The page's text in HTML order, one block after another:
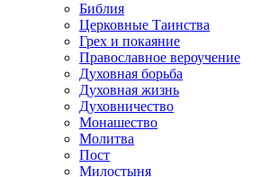
Библия
Церковные Таинства
Грех и покаяние
Православное вероучение
Духовная борьба
Духовная жизнь
Духовничество
Монашество
Молитва
Пост
Милостыня